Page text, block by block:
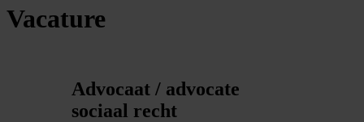
Vacature
Advocaat / advocate
sociaal recht